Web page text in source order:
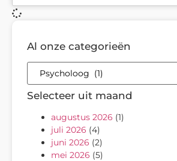
Al onze categorieën
Selecteer uit maand
augustus 2026 (1)
juli 2026 (4)
juni 2026 (2)
mei 2026 (5)